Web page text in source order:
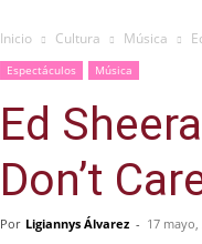
Inicio Cultura Música
Espectáculos Música
Ed
Don’t
Por Ligiannys Álvarez - 17 mayo,